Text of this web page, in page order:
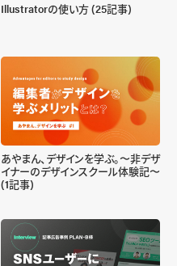
Illustratorの使い方 (25記事)
あやまん、デザインを学ぶ。〜非デザ
イナーのデザインスクール体験記〜
(1記事)